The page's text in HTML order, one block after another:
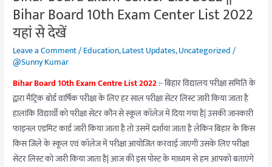
Bihar Board 10th Exam Center List 2022
यहां से देखें
Leave a Comment/Education,Latest Updates,Uncategorized/
@Sunny Kumar
Bihar Board 10th Exam Centre List 2022:- बिहार विद्यालय परीक्षा समिति के
द्वारा मैट्रिक बोर्ड वार्षिक परीक्षा के लिए हर साल परीक्षा सेंटर लिस्ट जारी किया जाता है
हालांकि विद्यार्थी को परीक्षा सेंटर कौन से स्कूल कॉलेज में दिया गया है| उसकी जानकारी
फाइनल एडमिट कार्ड जारी किया जाता है तो उसमें दर्शाया जाता है लेकिन बिहार के किस
किस जिले के स्कूल एवं कॉलेज में परीक्षा आयोजित करवाई जाएगी उसके लिए परीक्षा
सेंटर लिस्ट को जारी किया जाता है| आज की इस पोस्ट के माध्यम से हम आपको बताएंगे
Center
List
2022
यहां
से
देखें